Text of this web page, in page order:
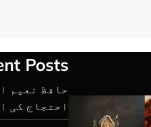
Posts
احتجاج کی